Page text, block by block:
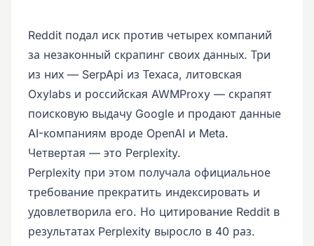
Reddit подал иск против четырех компаний
за незаконный скрапинг своих данных. Три
из них — SerpApi из Техаса, литовская
Oxylabs и российская AWMProxy — скрапят
поисковую выдачу Google и продают данные
AI-компаниям вроде OpenAI и Meta.
Четвертая — это Perplexity.
Perplexity при этом получала официальное
требование прекратить индексировать и
удовлетворила его. Но цитирование Reddit в
результатах Perplexity выросло в 40 раз.